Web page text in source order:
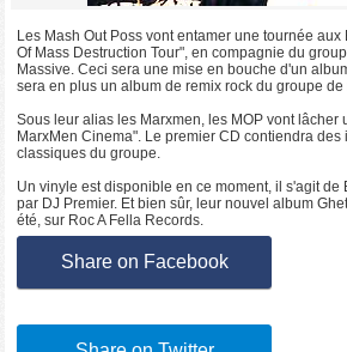
Les Mash Out Poss vont entamer une tournée aux
Of Mass Destruction Tour", en compagnie du
Massive. Ceci sera une mise en bouche d'un
sera en plus un album de remix rock du groupe
Sous leur alias les Marxmen, les MOP vont lâcher
MarxMen Cinema". Le premier CD contiendra
classiques du groupe.
Un vinyle est disponible en ce moment, il s'agit de
par DJ Premier. Et bien sûr, leur nouvel album
été, sur Roc A Fella Records.
Share on Facebook